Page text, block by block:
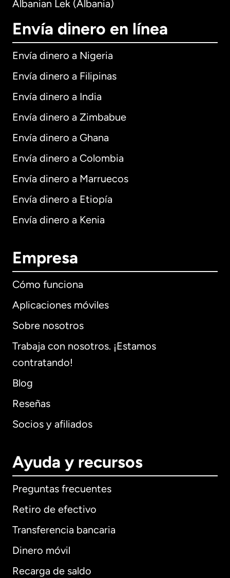
Albanian Lek (Albania)
Envía dinero en línea
Envía dinero a Nigeria
Envía dinero a Filipinas
Envía dinero a India
Envía dinero a Zimbabue
Envía dinero a Ghana
Envía dinero a Colombia
Envía dinero a Marruecos
Envía dinero a Etiopía
Envía dinero a Kenia
Empresa
Cómo funciona
Aplicaciones móviles
Sobre nosotros
Trabaja con nosotros. ¡Estamos
contratando!
Blog
Reseñas
Socios y afiliados
Ayuda y recursos
Preguntas frecuentes
Retiro de efectivo
Transferencia bancaria
Dinero móvil
Recarga de saldo